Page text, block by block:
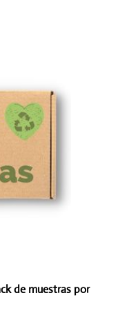
de muestras por